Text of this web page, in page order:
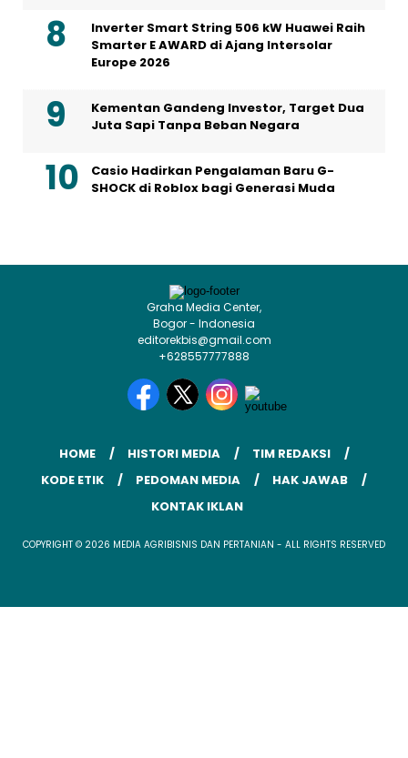
Inverter Smart String 506 kW Huawei Raih
Smarter E AWARD di Ajang Intersolar
Europe 2026
Kementan Gandeng Investor, Target Dua
Juta Sapi Tanpa Beban Negara
Casio Hadirkan Pengalaman Baru G-
SHOCK di Roblox bagi Generasi Muda
Graha Media Center,
Bogor - Indonesia
editorekbis@gmail.com
+628557777888
HOME HISTORI MEDIA
TIM REDAKSI
KODE ETIK
PEDOMAN MEDIA
HAK JAWAB
KONTAK IKLAN
COPYRIGHT © 2026 MEDIA AGRIBISNIS DAN PERTANIAN - ALL RIGHTS RESERVED